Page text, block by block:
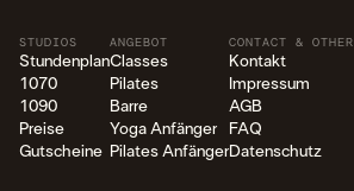
STUDIOS
Stundenplan
1070
1090
Preise
Gutscheine
ANGEBOT
Classes
Pilates
Barre
Yoga Anfänger
Pilates Anfänger
CONTACT & OTHER
Kontakt
Impressum
AGB
FAQ
Datenschutz